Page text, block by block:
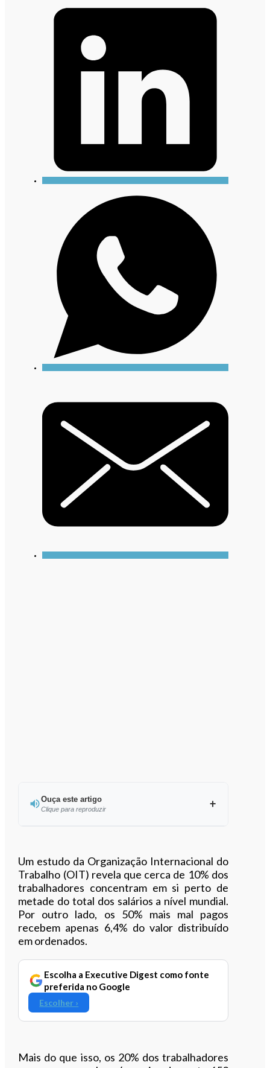
Ouça este artigo
Clique para reproduzir
Um estudo da Organização Internacional do
Trabalho (OIT) revela que cerca de 10% dos
trabalhadores concentram em si perto de
metade do total dos salários a nível mundial.
Por outro lado, os 50% mais mal pagos
recebem apenas 6,4% do valor distribuído
em ordenados.
Escolha a Executive Digest como fonte
preferida no Google
Escolher ›
Mais do que isso, os 20% dos trabalhadores